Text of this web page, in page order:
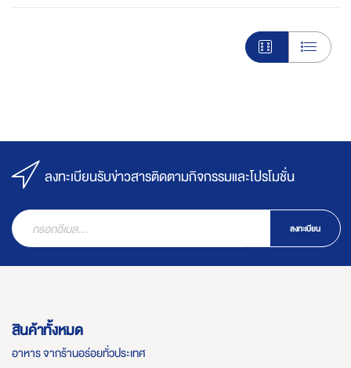
ลงทะเบียนรับข่าวสารติดตามกิจกรรมและโปรโมชั่น
ลงทะเบียน
สินค้าทั้งหมด
อาหาร จากร้านอร่อยทั่วประเทศ